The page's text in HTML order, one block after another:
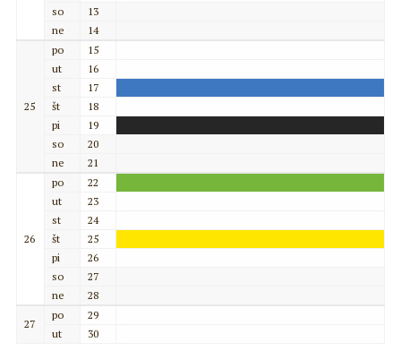
so
13
ne
14
25
po
15
ut
16
st
17
št
18
pi
19
so
20
ne
21
26
po
22
ut
23
st
24
št
25
pi
26
so
27
ne
28
27
po
29
ut
30